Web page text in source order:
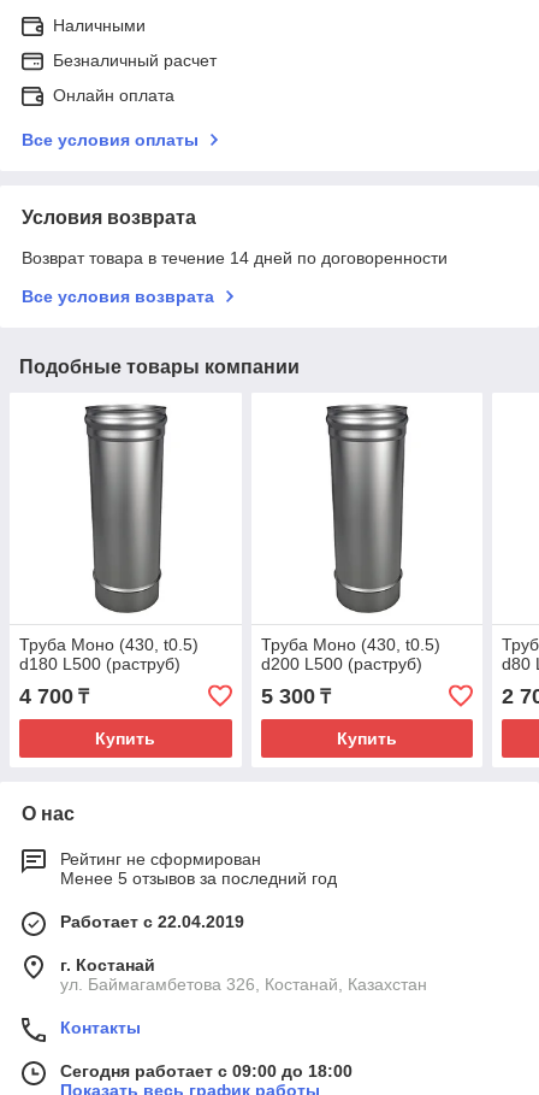
Наличными
Безналичный расчет
Онлайн оплата
Все условия оплаты
Условия возврата
Возврат товара в течение 14 дней по договоренности
Все условия возврата
Подобные товары компании
Труба Моно (430, t0.5)
d180 L500 (раструб)
4 700 ₸
Купить
Труба Моно (430, t0.5)
d200 L500 (раструб)
5 300₸
Купить
d80
2
О нас
Рейтинг не сформирован
Менее 5 отзывов за последний год
Работает с 22.04.2019
г. Костанай
ул. Баймагамбетова 326, Костанай, Казахстан
Контакты
Сегодня работает с 09:00 до 18:00
Показать весь график работы